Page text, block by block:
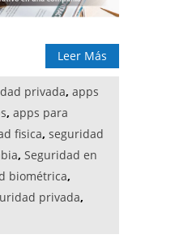
Leer Más
privada, apps
, apps para
fisica, seguridad
, Seguridad en
biométrica,
privada,